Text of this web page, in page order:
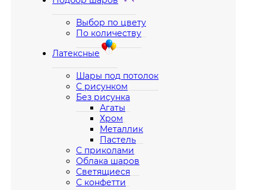
Выбор по цвету
По количеству
Латексные
Шары под потолок
С рисунком
Без рисунка
Агаты
Хром
Металлик
Пастель
С приколами
Облака шаров
Светящиеся
С конфетти